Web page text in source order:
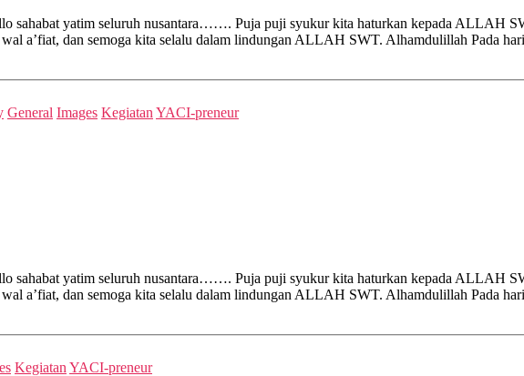
sahabat yatim seluruh nusantara……. Puja puji syukur kita haturkan kepada ALLAH
a’fiat, dan semoga kita selalu dalam lindungan ALLAH SWT. Alhamdulillah Pada
General Images Kegiatan YACI-preneur
sahabat yatim seluruh nusantara……. Puja puji syukur kita haturkan kepada ALLAH
a’fiat, dan semoga kita selalu dalam lindungan ALLAH SWT. Alhamdulillah Pada
Kegiatan YACI-preneur